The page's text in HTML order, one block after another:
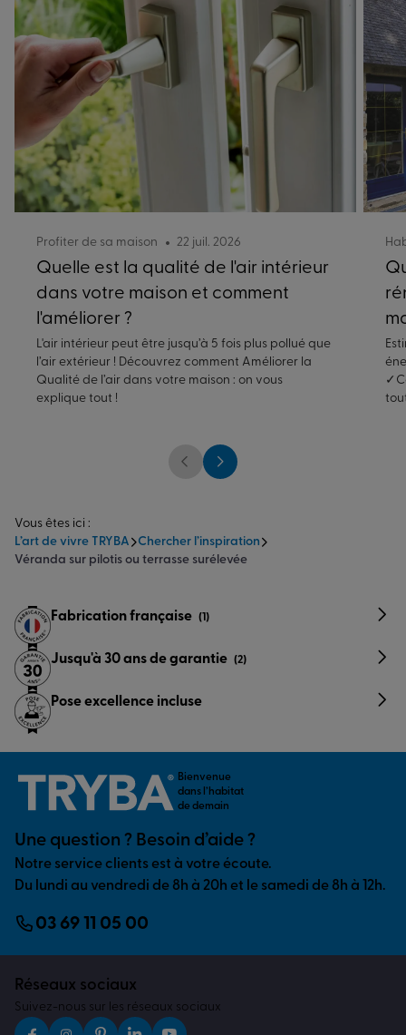
Profiter de sa maison 22 juil. 2026
Quelle est la qualité de l'air intérieur
dans votre maison et comment
l'améliorer ?
L'air intérieur peut être jusqu’à 5 fois plus pollué que
l’air extérieur ! Découvrez comment Améliorer la
Qualité de l’air dans votre maison : on vous
explique tout !
Vous êtes ici :
L’art de vivre TRYBA
Chercher l’inspiration
Véranda sur pilotis ou terrasse surélevée
Fabrication française (1)
Jusqu'à 30 ans de garantie (2)
Pose excellence incluse
Bienvenue
dans l’habitat
de demain
Une question ? Besoin d’aide ?
Notre service clients est à votre écoute.
Du lundi au vendredi de 8h à 20h et le samedi de 8h à 12h.
03 69 11 05 00
Réseaux sociaux
Suivez-nous sur les réseaux sociaux